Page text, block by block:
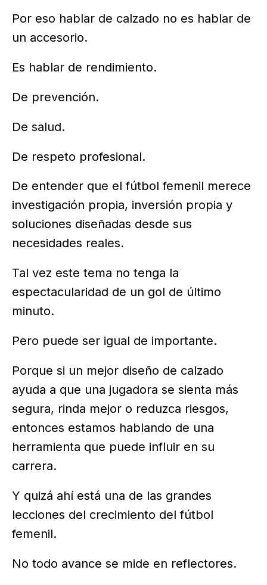
Por eso hablar de calzado no es hablar de
un accesorio.
Es hablar de rendimiento.
De prevención.
De salud.
De respeto profesional.
De entender que el fútbol femenil merece
investigación propia, inversión propia y
soluciones diseñadas desde sus
necesidades reales.
Tal vez este tema no tenga la
espectacularidad de un gol de último
minuto.
Pero puede ser igual de importante.
Porque si un mejor diseño de calzado
ayuda a que una jugadora se sienta más
segura, rinda mejor o reduzca riesgos,
entonces estamos hablando de una
herramienta que puede influir en su
carrera.
Y quizá ahí está una de las grandes
lecciones del crecimiento del fútbol
femenil.
No todo avance se mide en reflectores.